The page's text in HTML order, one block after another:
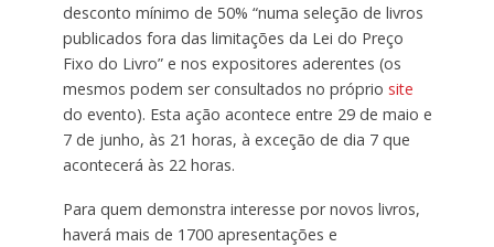
desconto mínimo de 50% “numa seleção de livros
publicados fora das limitações da Lei do Preço
Fixo do Livro” e nos expositores aderentes (os
mesmos podem ser consultados no próprio site
do evento). Esta ação acontece entre 29 de maio e
7 de junho, às 21 horas, à exceção de dia 7 que
acontecerá às 22 horas.
Para quem demonstra interesse por novos livros,
haverá mais de 1700 apresentações e